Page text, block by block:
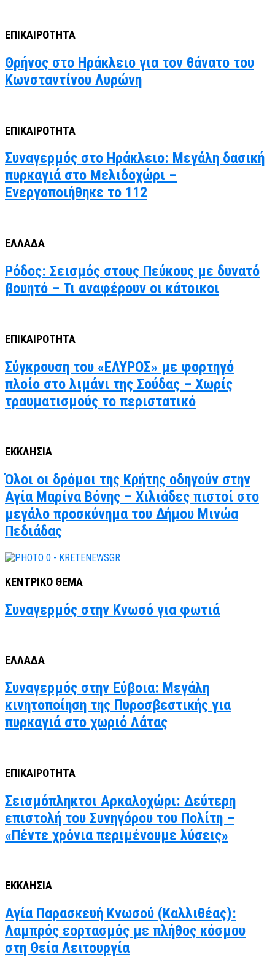
ΕΠΙΚΑΙΡΟΤΗΤΑ
Θρήνος στο Ηράκλειο για τον θάνατο του
Κωνσταντίνου Λυρώνη
ΕΠΙΚΑΙΡΟΤΗΤΑ
Συναγερμός στο Ηράκλειο: Μεγάλη δασική
πυρκαγιά στο Μελιδοχώρι –
Ενεργοποιήθηκε το 112
ΕΛΛΑΔΑ
Ρόδος: Σεισμός στους Πεύκους με δυνατό
βουητό – Τι αναφέρουν οι κάτοικοι
ΕΠΙΚΑΙΡΟΤΗΤΑ
Σύγκρουση του «ΕΛΥΡΟΣ» με φορτηγό
πλοίο στο λιμάνι της Σούδας – Χωρίς
τραυματισμούς το περιστατικό
ΕΚΚΛΗΣΙΑ
Όλοι οι δρόμοι της Κρήτης οδηγούν στην
Αγία Μαρίνα Βόνης – Χιλιάδες πιστοί στο
μεγάλο προσκύνημα του Δήμου Μινώα
Πεδιάδας
ΚΕΝΤΡΙΚΟ ΘΕΜΑ
Συναγερμός στην Κνωσό για φωτιά
ΕΛΛΑΔΑ
Συναγερμός στην Εύβοια: Μεγάλη
κινητοποίηση της Πυροσβεστικής για
πυρκαγιά στο χωριό Λάτας
ΕΠΙΚΑΙΡΟΤΗΤΑ
Σεισμόπληκτοι Αρκαλοχώρι: Δεύτερη
επιστολή του Συνηγόρου του Πολίτη –
«Πέντε χρόνια περιμένουμε λύσεις»
ΕΚΚΛΗΣΙΑ
Αγία Παρασκευή Κνωσού (Καλλιθέας):
Λαμπρός εορτασμός με πλήθος κόσμου
στη Θεία Λειτουργία